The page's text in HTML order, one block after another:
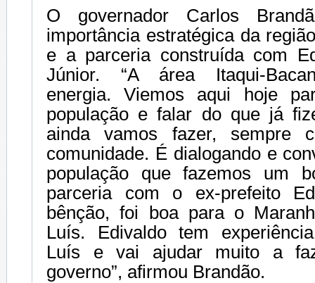
O governador Carlos
importância estratégica da
e a parceria construída com
Júnior. “A área Itaqui-
energia. Viemos aqui hoje
população e falar do que já
ainda vamos fazer, sempre
comunidade. É dialogando e
população que fazemos um
parceria com o ex-prefeito
bênção, foi boa para o
Luís. Edivaldo tem
Luís e vai ajudar muito a
governo”, afirmou Brandão.